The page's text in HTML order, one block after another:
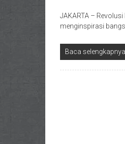
JAKARTA –
menginspirasi
Baca selengkapnya